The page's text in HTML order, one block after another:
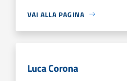
VAI ALLA PAGINA
Luca Corona